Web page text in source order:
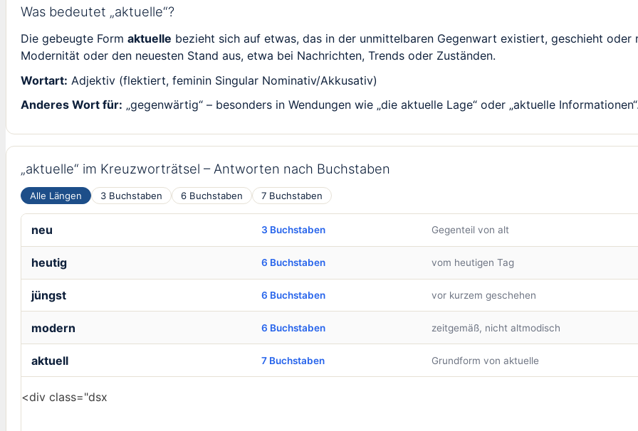
Was bedeutet „aktuelle“?
Die gebeugte Form aktuelle bezieht sich auf etwas, das in der unmittelbaren Gegenwart existiert, geschieht oder
Modernität oder den neuesten Stand aus, etwa bei Nachrichten, Trends oder Zuständen.
Wortart: Adjektiv (flektiert, feminin Singular Nominativ/Akkusativ)
Anderes Wort für: „gegenwärtig“ – besonders in Wendungen wie „die aktuelle Lage“ oder „aktuelle
„aktuelle“ im Kreuzworträtsel – Antworten nach Buchstaben
Alle Längen 3 Buchstaben 6 Buchstaben 7 Buchstaben
neu 3 Buchstaben Gegenteil von alt
heutig 6 Buchstaben vom heutigen Tag
jüngst 6 Buchstaben vor kurzem geschehen
modern 6 Buchstaben zeitgemäß, nicht altmodisch
aktuell 7 Buchstaben Grundform von aktuelle
<div class="dsx